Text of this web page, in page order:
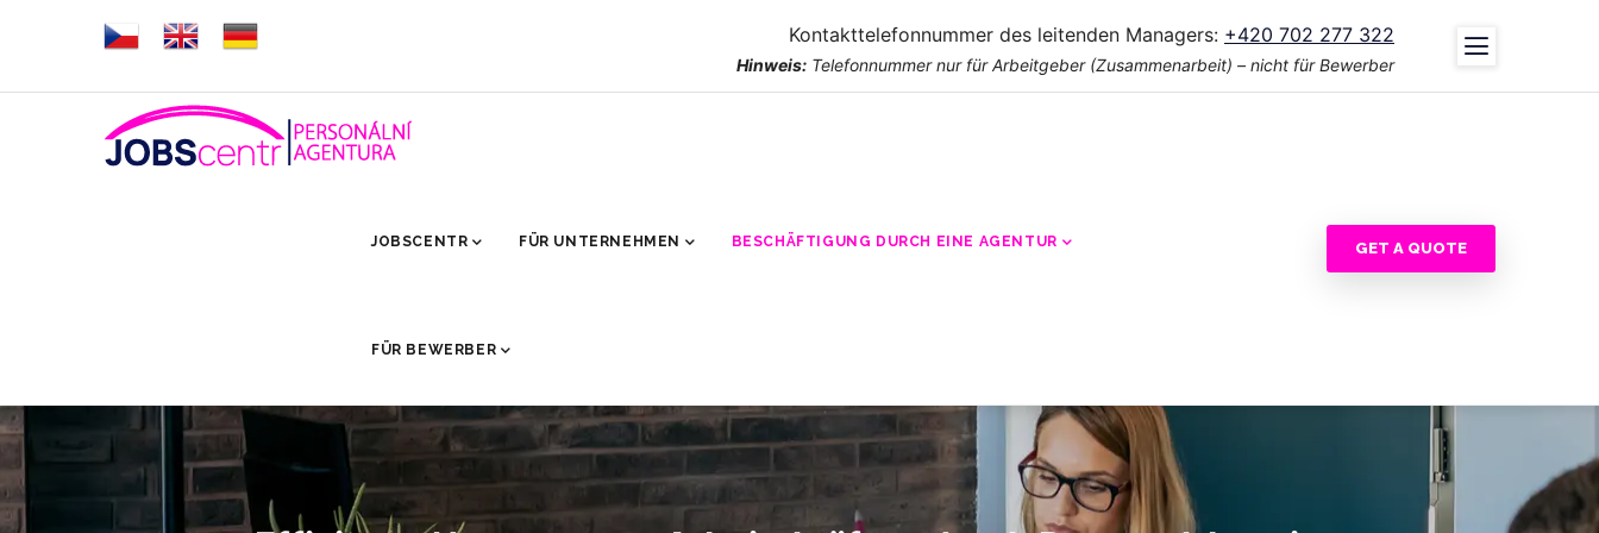
Kontakttelefonnummer des leitenden Managers: +420 702 277 322
Hinweis: Telefonnummer nur für Arbeitgeber (Zusammenarbeit) – nicht für Bewerber
JOBSCENTR FÜR UNTERNEHMEN BESCHÄFTIGUNG DURCH EINE AGENTUR
FÜR BEWERBER
GET A QUOTE